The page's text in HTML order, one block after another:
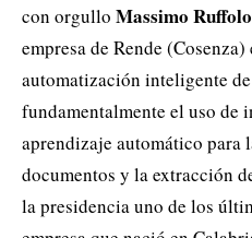
con orgullo Massimo Ruffolo
empresa de Rende
automatización inteligente
fundamentalmente el uso
aprendizaje automático para
documentos y la extracción
la presidencia uno de los